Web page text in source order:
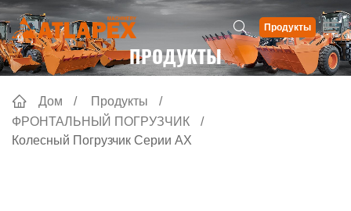
Продукты
ПРОДУКТЫ
Дом
Продукты
ФРОНТАЛЬНЫЙ ПОГРУЗЧИК
Колесный Погрузчик Серии AX